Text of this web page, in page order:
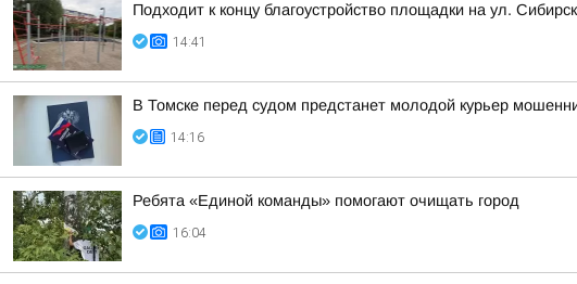
Подходит к концу благоустройство площадки на ул.
14:41
В Томске перед судом предстанет молодой курьер
14:16
Ребята «Единой команды» помогают очищать город
16:04